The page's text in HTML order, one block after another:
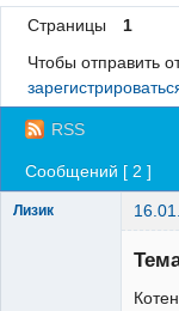
Регистрация
Вход
Страницы
1
Чтобы отправить
RSS
Сообщений [ 2 ]
Лизик
Зарегистрированный